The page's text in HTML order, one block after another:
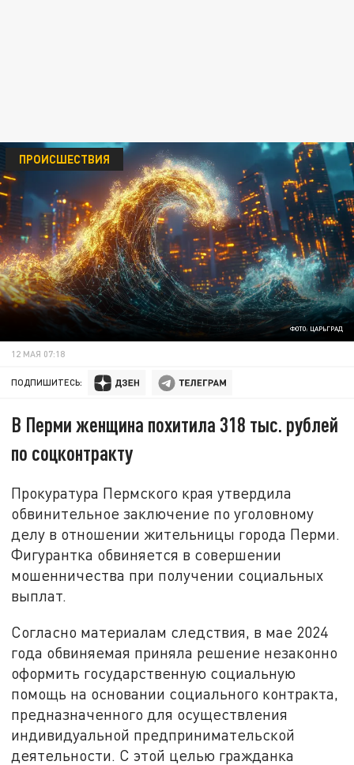
ФОТО: ЦАРЬГРАД
ПРОИСШЕСТВИЯ
12 МАЯ 07:18
ПОДПИШИТЕСЬ:
В Перми женщина похитила 318 тыс. рублей
по соцконтракту
Прокуратура Пермского края утвердила
обвинительное заключение по уголовному
делу в отношении жительницы города Перми.
Фигурантка обвиняется в совершении
мошенничества при получении социальных
выплат.
Согласно материалам следствия, в мае 2024
года обвиняемая приняла решение незаконно
оформить государственную социальную
помощь на основании социального контракта,
предназначенного для осуществления
индивидуальной предпринимательской
деятельности. С этой целью гражданка